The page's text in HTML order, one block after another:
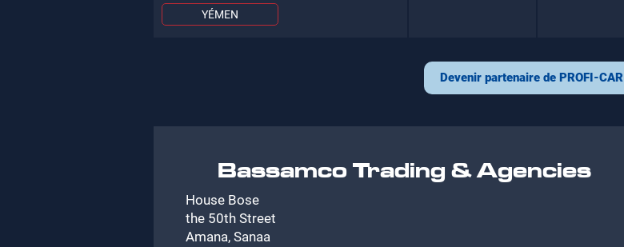
YÉMEN
Devenir partenaire de PROFI-CAR
Bassamco Trading & Agencies
House Bose
the 50th Street
Amana, Sanaa